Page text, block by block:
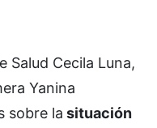
Salud Cecila Luna,
Yanina
sobre la situación